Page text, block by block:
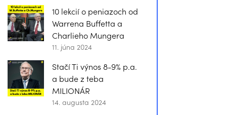
10 lekcií o peniazoch od
Warrena Buffetta a
Charlieho Mungera
11. júna 2024
Stačí Ti výnos 8-9% p.a.
a bude z teba
MILIONÁR
14. augusta 2024